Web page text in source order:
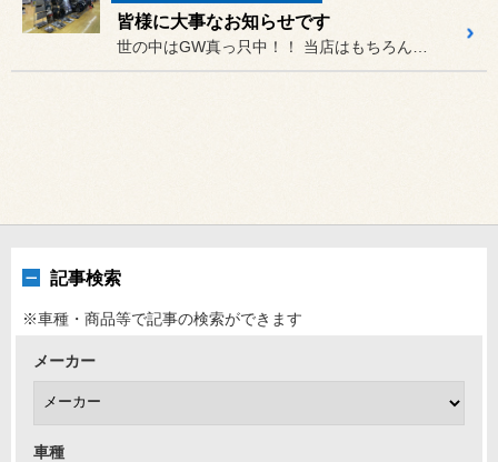
皆様に大事なお知らせです
記事検索
※車種・商品等で記事の検索ができます
メーカー
車種